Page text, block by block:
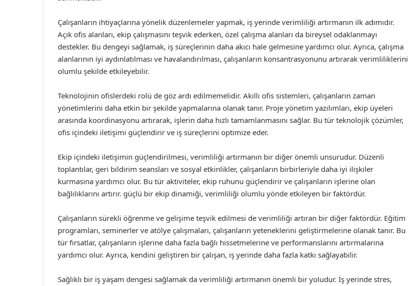
Çalışanların ihtiyaçlarına yönelik düzenlemeler yapmak, iş yerinde verimliliği artırmanın ilk adımıdır.
Açık ofis alanları, ekip çalışmasını teşvik ederken, özel çalışma alanları da bireysel odaklanmayı
destekler. Bu dengeyi sağlamak, iş süreçlerinin daha akıcı hale gelmesine yardımcı olur. Ayrıca, çalışma
alanlarının iyi aydınlatılması ve havalandırılması, çalışanların konsantrasyonunu artırarak verimliliklerini
olumlu şekilde etkileyebilir.
Teknolojinin ofislerdeki rolü de göz ardı edilmemelidir. Akıllı ofis sistemleri, çalışanların zaman
yönetimlerini daha etkin bir şekilde yapmalarına olanak tanır. Proje yönetim yazılımları, ekip üyeleri
arasında koordinasyonu artırarak, işlerin daha hızlı tamamlanmasını sağlar. Bu tür teknolojik çözümler,
ofis içindeki iletişimi güçlendirir ve iş süreçlerini optimize eder.
Ekip içindeki iletişimin güçlendirilmesi, verimliliği artırmanın bir diğer önemli unsurudur. Düzenli
toplantılar, geri bildirim seansları ve sosyal etkinlikler, çalışanların birbirleriyle daha iyi ilişkiler
kurmasına yardımcı olur. Bu tür aktiviteler, ekip ruhunu güçlendirir ve çalışanların işlerine olan
bağlılıklarını artırır. güçlü bir ekip dinamiği, verimliliği olumlu yönde etkileyen bir faktördür.
Çalışanların sürekli öğrenme ve gelişime teşvik edilmesi de verimliliği artıran bir diğer faktördür. Eğitim
programları, seminerler ve atölye çalışmaları, çalışanların yeteneklerini geliştirmelerine olanak tanır. Bu
tür fırsatlar, çalışanların işlerine daha fazla bağlı hissetmelerine ve performanslarını artırmalarına
yardımcı olur. Ayrıca, kendini geliştiren bir çalışan, iş yerinde daha fazla katkı sağlayabilir.
Sağlıklı bir iş yaşam dengesi sağlamak da verimliliği artırmanın önemli bir yoludur. İş yerinde stres,